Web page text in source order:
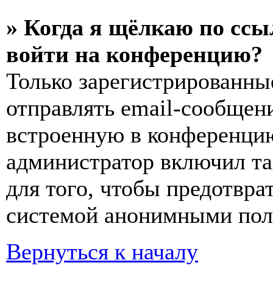
» Когда я щёлкаю по
войти на конференцию?
Только
отправлять email-
встроенную в
администратор включил
для того, чтобы
системой анонимными
Вернуться к началу